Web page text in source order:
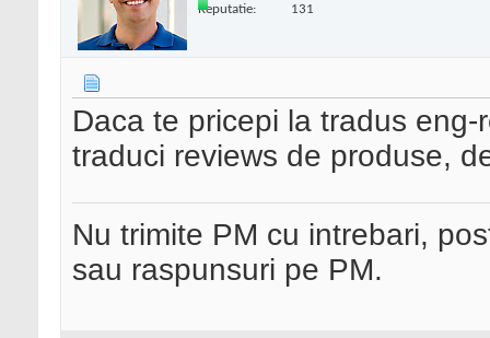
Reputatie: 131
Daca te pricepi la tradus
traduci reviews de produse,
Nu trimite PM cu intrebari,
sau raspunsuri pe PM.